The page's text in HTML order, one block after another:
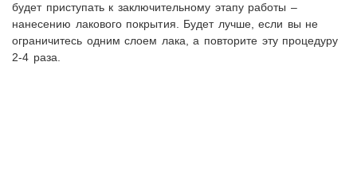
будет приступать к заключительному этапу работы –
нанесению лакового покрытия. Будет лучше, если вы не
ограничитесь одним слоем лака, а повторите эту процедуру
2-4 раза.